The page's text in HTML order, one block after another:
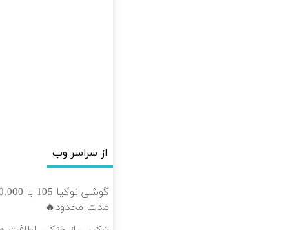
از سراسر وب
مدت محدود🔥